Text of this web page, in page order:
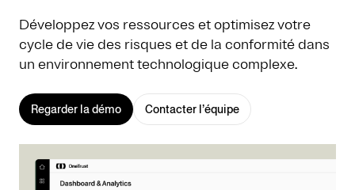
Développez vos ressources et optimisez votre
cycle de vie des risques et de la conformité dans
un environnement technologique complexe.
Regarder la démo Contacter l’équipe